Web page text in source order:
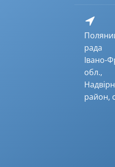
рада
Івано-
обл.,
район,